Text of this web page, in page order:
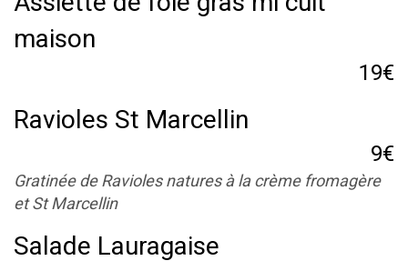
maison
19€
Ravioles St Marcellin
9€
Gratinée de Ravioles natures à la crème fromagère
et St Marcellin
Salade Lauragaise